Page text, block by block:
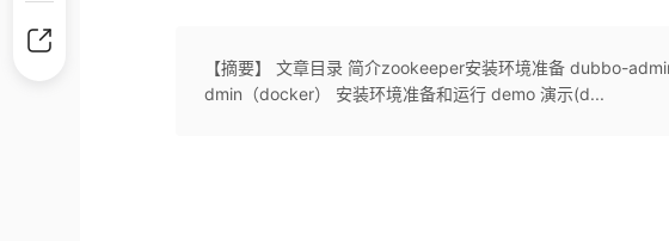
【摘要】 文章目录 简介zookeeper安装环境准备 dubbo-
dmin（docker） 安装环境准备和运行 demo 演示(d...